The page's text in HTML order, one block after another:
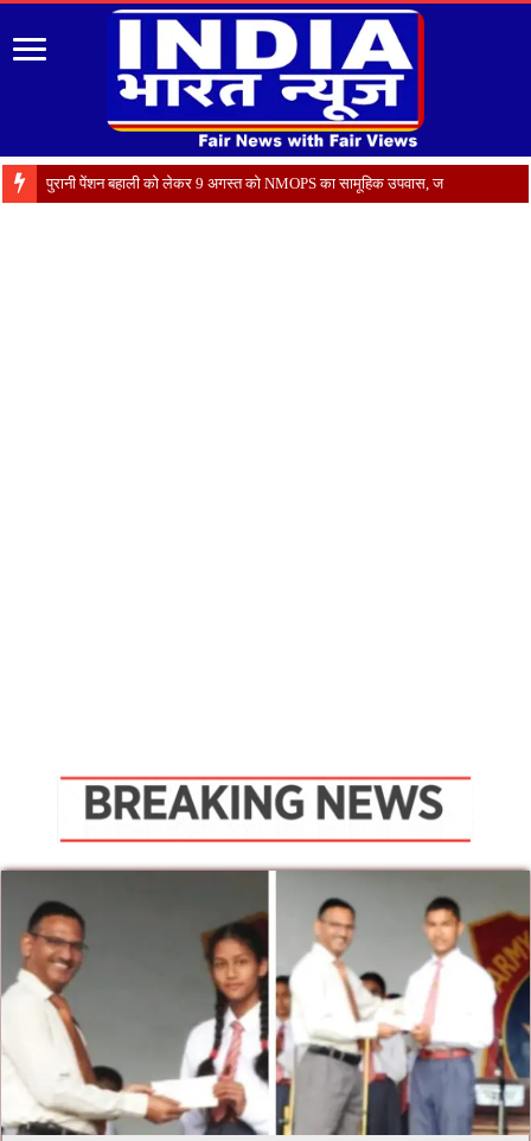
रोजगार को मौलिक